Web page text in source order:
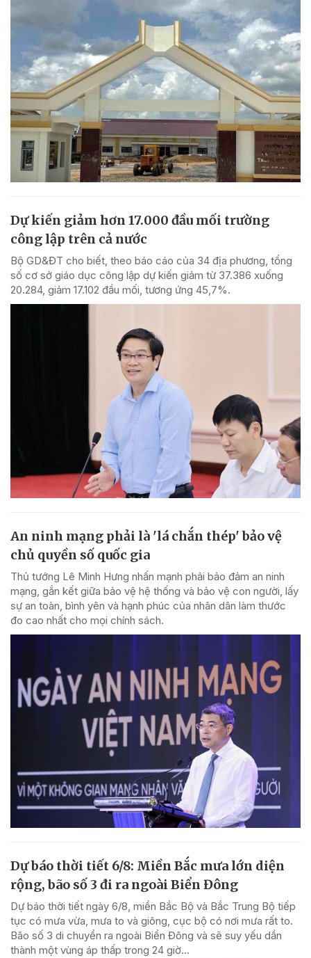
Dự kiến giảm hơn 17.000 đầu mối trường
công lập trên cả nước
Bộ GD&ĐT cho biết, theo báo cáo của 34 địa phương, tổng
số cơ sở giáo dục công lập dự kiến giảm từ 37.386 xuống
20.284, giảm 17.102 đầu mối, tương ứng 45,7%.
An ninh mạng phải là 'lá chắn thép' bảo vệ
chủ quyền số quốc gia
Thủ tướng Lê Minh Hưng nhấn mạnh phải bảo đảm an ninh
mạng, gắn kết giữa bảo vệ hệ thống và bảo vệ con người, lấy
sự an toàn, bình yên và hạnh phúc của nhân dân làm thước
đo cao nhất cho mọi chính sách.
Dự báo thời tiết 6/8: Miền Bắc mưa lớn diện
rộng, bão số 3 đi ra ngoài Biển Đông
Dự báo thời tiết ngày 6/8, miền Bắc Bộ và Bắc Trung Bộ tiếp
tục có mưa vừa, mưa to và giông, cục bộ có nơi mưa rất to.
Bão số 3 di chuyển ra ngoài Biển Đông và sẽ suy yếu dần
thành một vùng áp thấp trong 24 giờ...